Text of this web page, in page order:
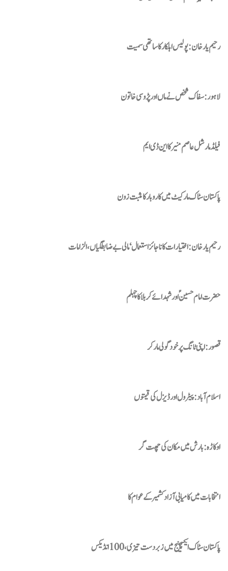
رحیم یارخان : پولیس اہلکار کا ساتھی سمیت
لاہور :سفاک شخص نے ماں اور پڑوسی خاتون
فیلڈ مارشل عاصم منیر کا این ڈی ایم
پاکستان سٹاک مارکیٹ میں کاروبار کا مثبت زون
رحیم یارخان:اختیارات کا ناجائز استعمال‘ مالی بے ضابطگیاں،الزامات
حضرت امام حسینؑ اور شہدائے کربلا کا چہلم
قصور: اپنی ٹانگ پر خود گولی مار کر
اسلام آباد : پیٹرول اور ڈیزل کی قیمتوں
اوکاڑہ : بارش میں مکان کی چھت گر
انتخابات میں کامیابی آزاد کشمیر کے عوام کا
پاکستان سٹاک ایکسچینج میں زبردست تیزی، 100 انڈیکس